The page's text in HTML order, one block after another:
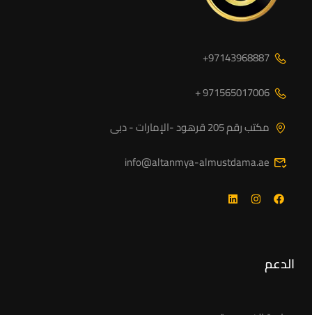
97143968887+
971565017006 +
مكتب رقم 205 قرهود -الإمارات - دبى
info@altanmya-almustdama.ae
الدعم